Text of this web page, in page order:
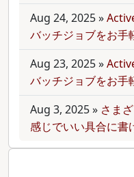
Aug 24, 2025»
バッチジョブをお手
Aug 23, 2025»
バッチジョブをお手
Aug 3, 2025» さま
感じでいい具合に書